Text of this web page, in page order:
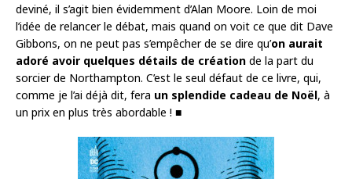
deviné, il s’agit bien évidemment d’Alan Moore. Loin de moi
l’idée de relancer le débat, mais quand on voit ce que dit Dave
Gibbons, on ne peut pas s’empêcher de se dire qu’on aurait
adoré avoir quelques détails de création de la part du
sorcier de Northampton. C’est le seul défaut de ce livre, qui,
comme je l’ai déjà dit, fera un splendide cadeau de Noël, à
un prix en plus très abordable ! ■